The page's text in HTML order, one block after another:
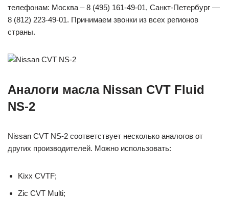
телефонам: Москва – 8 (495) 161-49-01, Санкт-Петербург —
8 (812) 223-49-01. Принимаем звонки из всех регионов
страны.
Аналоги масла Nissan CVT Fluid
NS-2
Nissan CVT NS-2 соответствует несколько аналогов от
других производителей. Можно использовать:
Kixx CVTF;
Zic CVT Multi;